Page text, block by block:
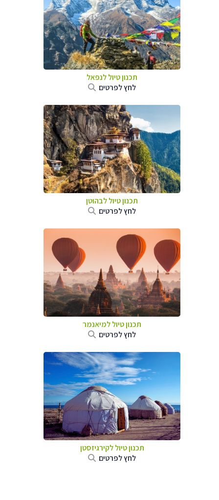
תכנון טיול לנפאל
לחץ לפרטים
תכנון טיול לבהוטן
לחץ לפרטים
תכנון טיוללמיאנמר
לחץ לפרטים
תכנון טיוללקירגיזסטן
לחץ לפרטים